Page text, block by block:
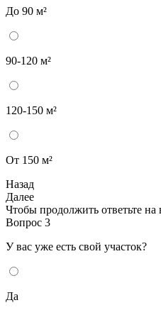
До 90 м²
90-120 м²
120-150 м²
От 150 м²
Назад
Далее
Чтобы продолжить ответьте
Вопрос 3
У вас уже есть свой участок?
Да